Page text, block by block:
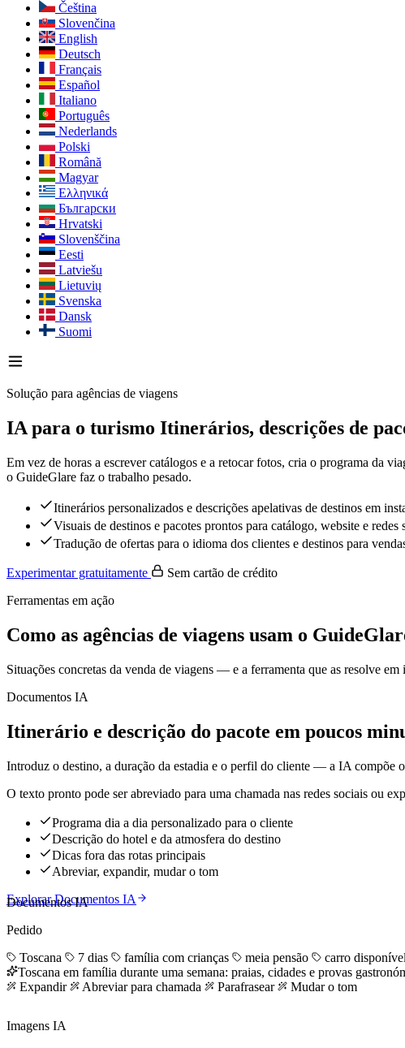
Čeština
Slovenčina
English
Deutsch
Français
Español
Italiano
Português
Nederlands
Polski
Română
Magyar
Ελληνικά
Български
Hrvatski
Slovenščina
Eesti
Latviešu
Lietuvių
Svenska
Dansk
Suomi
Solução para agências de viagens
IA para o turismo Itinerários, descrições de
Em vez de horas a escrever catálogos e a retocar fotos, cria o programa da
o GuideGlare faz o trabalho pesado.
Itinerários personalizados e descrições apelativas de destinos em
Visuais de destinos e pacotes prontos para catálogo, website e redes
Tradução de ofertas para o idioma dos clientes e destinos para
Experimentar gratuitamente
Sem cartão de crédito
Ferramentas em ação
Como as agências de viagens usam o
Situações concretas da venda de viagens — e a ferramenta que as resolve
Documentos IA
Itinerário e descrição do pacote em poucos
Introduz o destino, a duração da estadia e o perfil do cliente — a IA compõe
O texto pronto pode ser abreviado para uma chamada nas redes sociais ou
Programa dia a dia personalizado para o cliente
Descrição do hotel e da atmosfera do destino
Dicas fora das rotas principais
Abreviar, expandir, mudar o tom
Explorar Documentos IA
Documentos IA
Pedido
Toscana
7 dias família com crianças meia pensão
carro disponível
Toscana em família durante uma semana: praias, cidades e provas
Expandir
Abreviar para chamada Parafrasear Mudar o tom
Imagens IA